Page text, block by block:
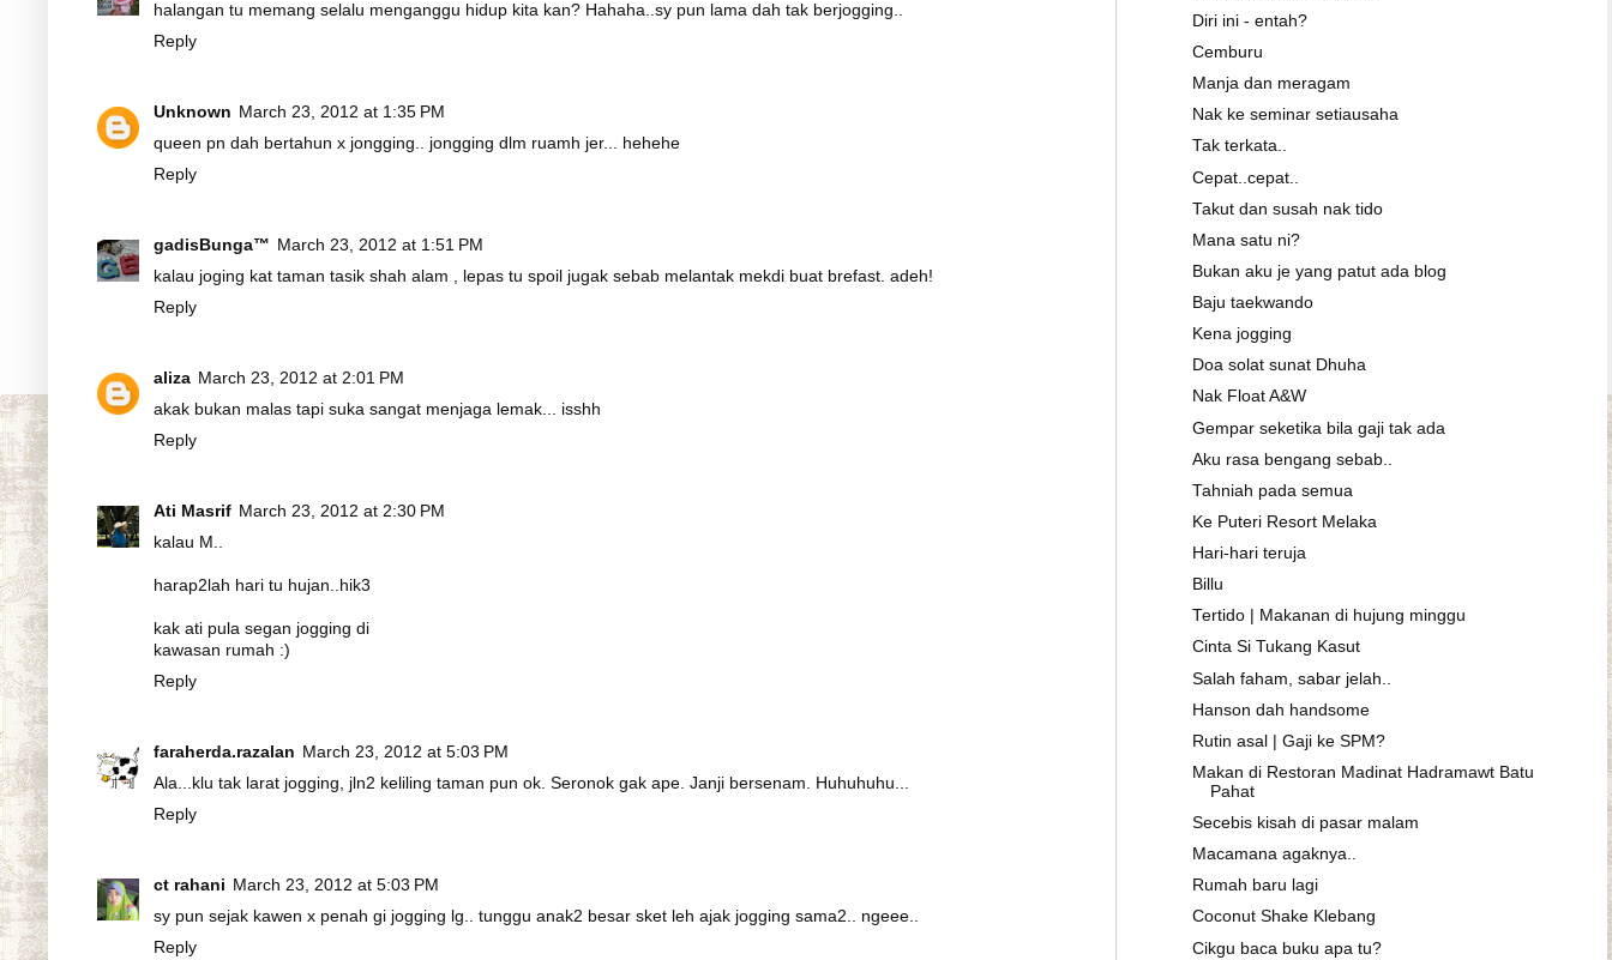
halangan tu memang selalu menganggu hidup kita kan? Hahaha..sy pun lama dah tak berjogging..
Reply
Unknown March 23, 2012 at 1:35 PM
queen pn dah bertahun x jongging.. jongging dlm ruamh jer... hehehe
Reply
gadisBunga™ March 23, 2012 at 1:51 PM
kalau joging kat taman tasik shah alam , lepas tu spoil jugak sebab melantak mekdi buat brefast. adeh!
Reply
aliza March 23, 2012 at 2:01 PM
akak bukan malas tapi suka sangat menjaga lemak... isshh
Reply
Ati Masrif March 23, 2012 at 2:30 PM
kalau M..
harap2lah hari tu hujan..hik3
kak ati pula segan jogging di
kawasan rumah :)
Reply
faraherda.razalan March 23, 2012 at 5:03 PM
Ala...klu tak larat jogging, jln2 keliling taman pun ok. Seronok gak ape. Janji bersenam. Huhuhuhu...
Reply
ct rahani March 23, 2012 at 5:03 PM
sy pun sejak kawen x penah gi jogging lg.. tunggu anak2 besar sket leh ajak jogging sama2.. ngeee..
Reply
Diri ini - entah?
Cemburu
Manja dan meragam
Nak ke seminar setiausaha
Tak terkata..
Cepat..cepat..
Takut dan susah nak tido
Mana satu ni?
Bukan aku je yang patut ada blog
Baju taekwando
Kena jogging
Doa solat sunat Dhuha
Nak Float A&W
Gempar seketika bila gaji tak ada
Aku rasa bengang sebab..
Tahniah pada semua
Ke Puteri Resort Melaka
Hari-hari teruja
Billu
Tertido | Makanan di hujung minggu
Cinta Si Tukang Kasut
Salah faham, sabar jelah..
Hanson dah handsome
Rutin asal | Gaji ke SPM?
Makan di Restoran Madinat Hadramawt Batu
Pahat
Secebis kisah di pasar malam
Macamana agaknya..
Rumah baru lagi
Coconut Shake Klebang
Cikgu baca buku apa tu?